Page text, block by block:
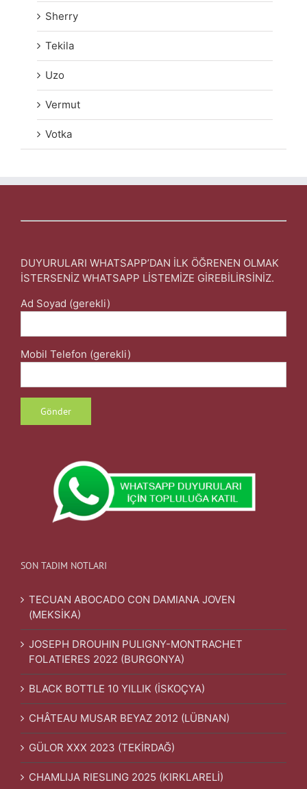
Sherry
Tekila
Uzo
Vermut
Votka
DUYURULARI WHATSAPP’DAN İLK ÖĞRENEN OLMAK
İSTERSENİZ WHATSAPP LİSTEMİZE GİREBİLİRSİNİZ.
Ad Soyad (gerekli)
Mobil Telefon (gerekli)
SON TADIM NOTLARI
TECUAN ABOCADO CON DAMIANA JOVEN
(MEKSİKA)
JOSEPH DROUHIN PULIGNY-MONTRACHET
FOLATIERES 2022 (BURGONYA)
BLACK BOTTLE 10 YILLIK (İSKOÇYA)
CHÂTEAU MUSAR BEYAZ 2012 (LÜBNAN)
GÜLOR XXX 2023 (TEKİRDAĞ)
CHAMLIJA RIESLING 2025 (KIRKLARELİ)